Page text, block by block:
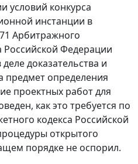
условий конкурса
инстанции в
Арбитражного
Российской Федерации
доказательства и
предмет определения
проектных работ для
как это требуется по
кодекса Российской
открытого
порядке не оспорил.